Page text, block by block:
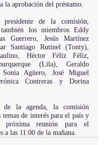
la aprobación del préstamo.
presidente de la comisión,
los miembros Eddy
Guerrero, Jesús Martínez
Santiago Rutinel (Tonty),
Héctor Féliz Féliz,
(Lila), Geraldo
Sonia Agüero, José Miguel
Contreras y Dorina
de la agenda, la comisión
de interés para el país y
próxima reunión para el
a las 11:00 de la mañana.